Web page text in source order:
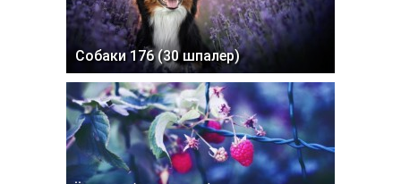
Собаки 176 (30 шпалер)